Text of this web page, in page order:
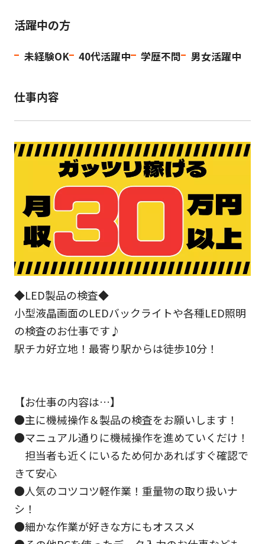
活躍中の方
未経験OK 40代活躍中 学歴不問 男女活躍中
仕事内容
◆LED製品の検査◆
小型液晶画面のLEDバックライトや各種LED照明
の検査のお仕事です♪
駅チカ好立地！最寄り駅からは徒歩10分！
【お仕事の内容は…】
●主に機械操作＆製品の検査をお願いします！
●マニュアル通りに機械操作を進めていくだけ！
担当者も近くにいるため何かあればすぐ確認で
きて安心
●人気のコツコツ軽作業！重量物の取り扱いナ
シ！
●細かな作業が好きな方にもオススメ